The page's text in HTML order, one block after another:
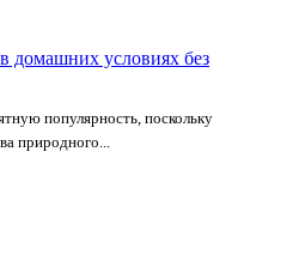
домашних условиях без
популярность, поскольку
природного...